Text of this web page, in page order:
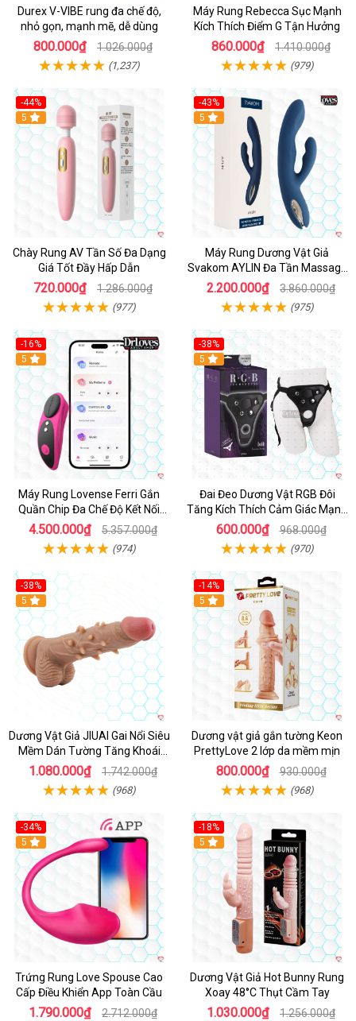
Durex V-VIBE rung đa chế độ,
nhỏ gọn, mạnh mẽ, dễ dùng
800.000₫ 1.026.000₫
(1,237)
Máy Rung Rebecca Sục Mạnh
Kích Thích Điểm G Tận Hưởng
860.000₫ 1.410.000₫
(979)
-44%
Hot
5
Chày Rung AV Tần Số Đa Dạng
Giá Tốt Đầy Hấp Dẫn
720.000₫ 1.286.000₫
(977)
-43%
Hot
5
Máy Rung Dương Vật Giả
Svakom AYLIN Đa Tần Massage
Sướng
2.200.000₫ 3.860.000₫
(975)
-16%
Hot
5
Máy Rung Lovense Ferri Gắn
Quần Chip Đa Chế Độ Kết Nối
App
4.500.000₫ 5.357.000₫
(974)
-38%
Hot
5
Đai Đeo Dương Vật RGB Đôi
Tăng Kích Thích Cảm Giác Mạnh
Mẽ
600.000₫ 968.000₫
(970)
-38%
5
Dương Vật Giả JIUAI Gai Nổi Siêu
Mềm Dán Tường Tăng Khoái
Cảm
1.080.000₫ 1.742.000₫
(968)
-14%
5
Dương vật giả gắn tường Keon
PrettyLove 2 lớp da mềm mịn
800.000₫ 930.000₫
(968)
-34%
5
Trứng Rung Love Spouse Cao
Cấp Điều Khiển App Toàn Cầu
1.790.000₫ 2.712.000₫
-18%
Hot
5
Dương Vật Giả Hot Bunny Rung
Xoay 48°C Thụt Cầm Tay
1.030.000₫ 1.256.000₫